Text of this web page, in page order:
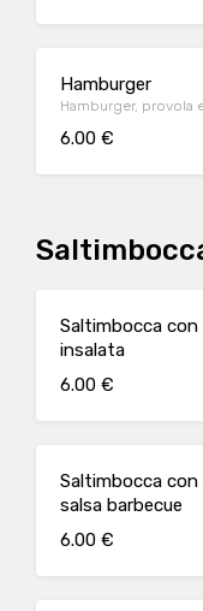
Hamburger
Hamburger, provola
6.00 €
Saltimbocca
insalata
6.00 €
Saltimbocca
salsa barbecue
6.00 €